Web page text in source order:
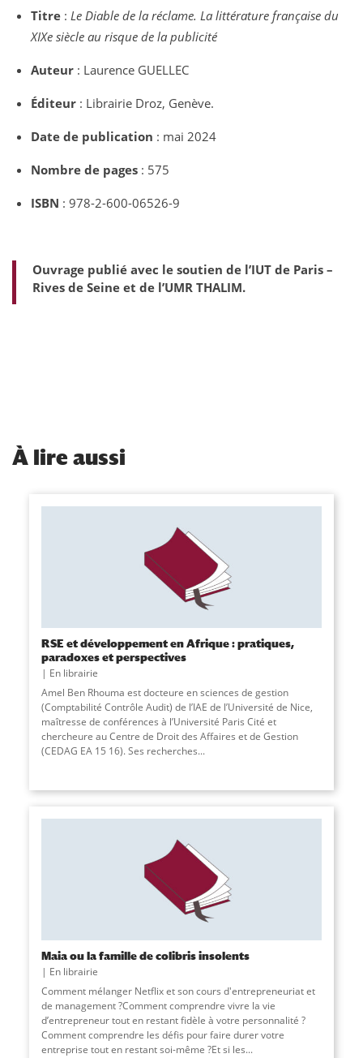
Titre :Le Diable de la réclame. La littérature française du
XIXe siècle au risque de la publicité
Auteur : Laurence GUELLEC
Éditeur : Librairie Droz, Genève.
Date de publication : mai 2024
Nombre de pages : 575
ISBN : 978-2-600-06526-9
Ouvrage publié avec le soutien de l’IUT de Paris –
Rives de Seine et de l’UMR THALIM.
À lire aussi
RSE et développement en Afrique : pratiques,
paradoxes et perspectives
En librairie
Amel Ben Rhouma est docteure en sciences de gestion
(Comptabilité Contrôle Audit) de l’IAE de l’Université de Nice,
maîtresse de conférences à l’Université Paris Cité et
chercheure au Centre de Droit des Affaires et de Gestion
(CEDAG EA 15 16). Ses recherches...
Maia ou la famille de colibris insolents
En librairie
Comment mélanger Netflix et son cours d'entrepreneuriat et
de management ?Comment comprendre vivre la vie
d’entrepreneur tout en restant fidèle à votre personnalité ?
Comment comprendre les défis pour faire durer votre
entreprise tout en restant soi-même ?Et si les...